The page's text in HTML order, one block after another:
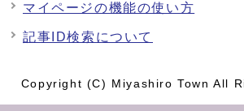
マイページの機能の使い方
記事ID検索について
Copyright (C) Miyashiro Town All